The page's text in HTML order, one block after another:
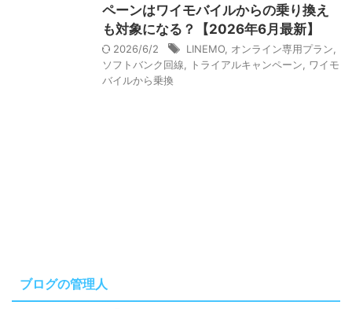
ペーンはワイモバイルからの乗り換え
も対象になる？【2026年6月最新】
2026/6/2 LINEMO オンライン専用プラン
ソフトバンク回線
トライアルキャンペーン
ワイモ
バイルから乗換
ブログの管理人